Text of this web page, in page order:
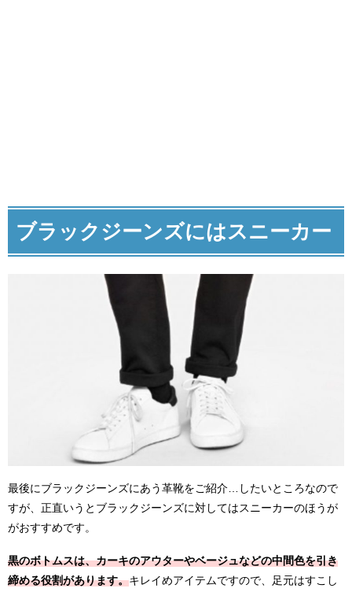
ブラックジーンズにはスニーカー
最後にブラックジーンズにあう革靴をご紹介…したいところなので
すが、正直いうとブラックジーンズに対してはスニーカーのほうが
がおすすめです。
黒のボトムスは、カーキのアウターやベージュなどの中間色を引き
締める役割があります。キレイめアイテムですので、足元はすこし